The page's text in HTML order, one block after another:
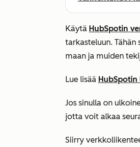
Käytä HubSpotin
tarkasteluun.
maan ja muiden
Lue lisää
Jos sinulla on
jotta voit alkaa
Siirry